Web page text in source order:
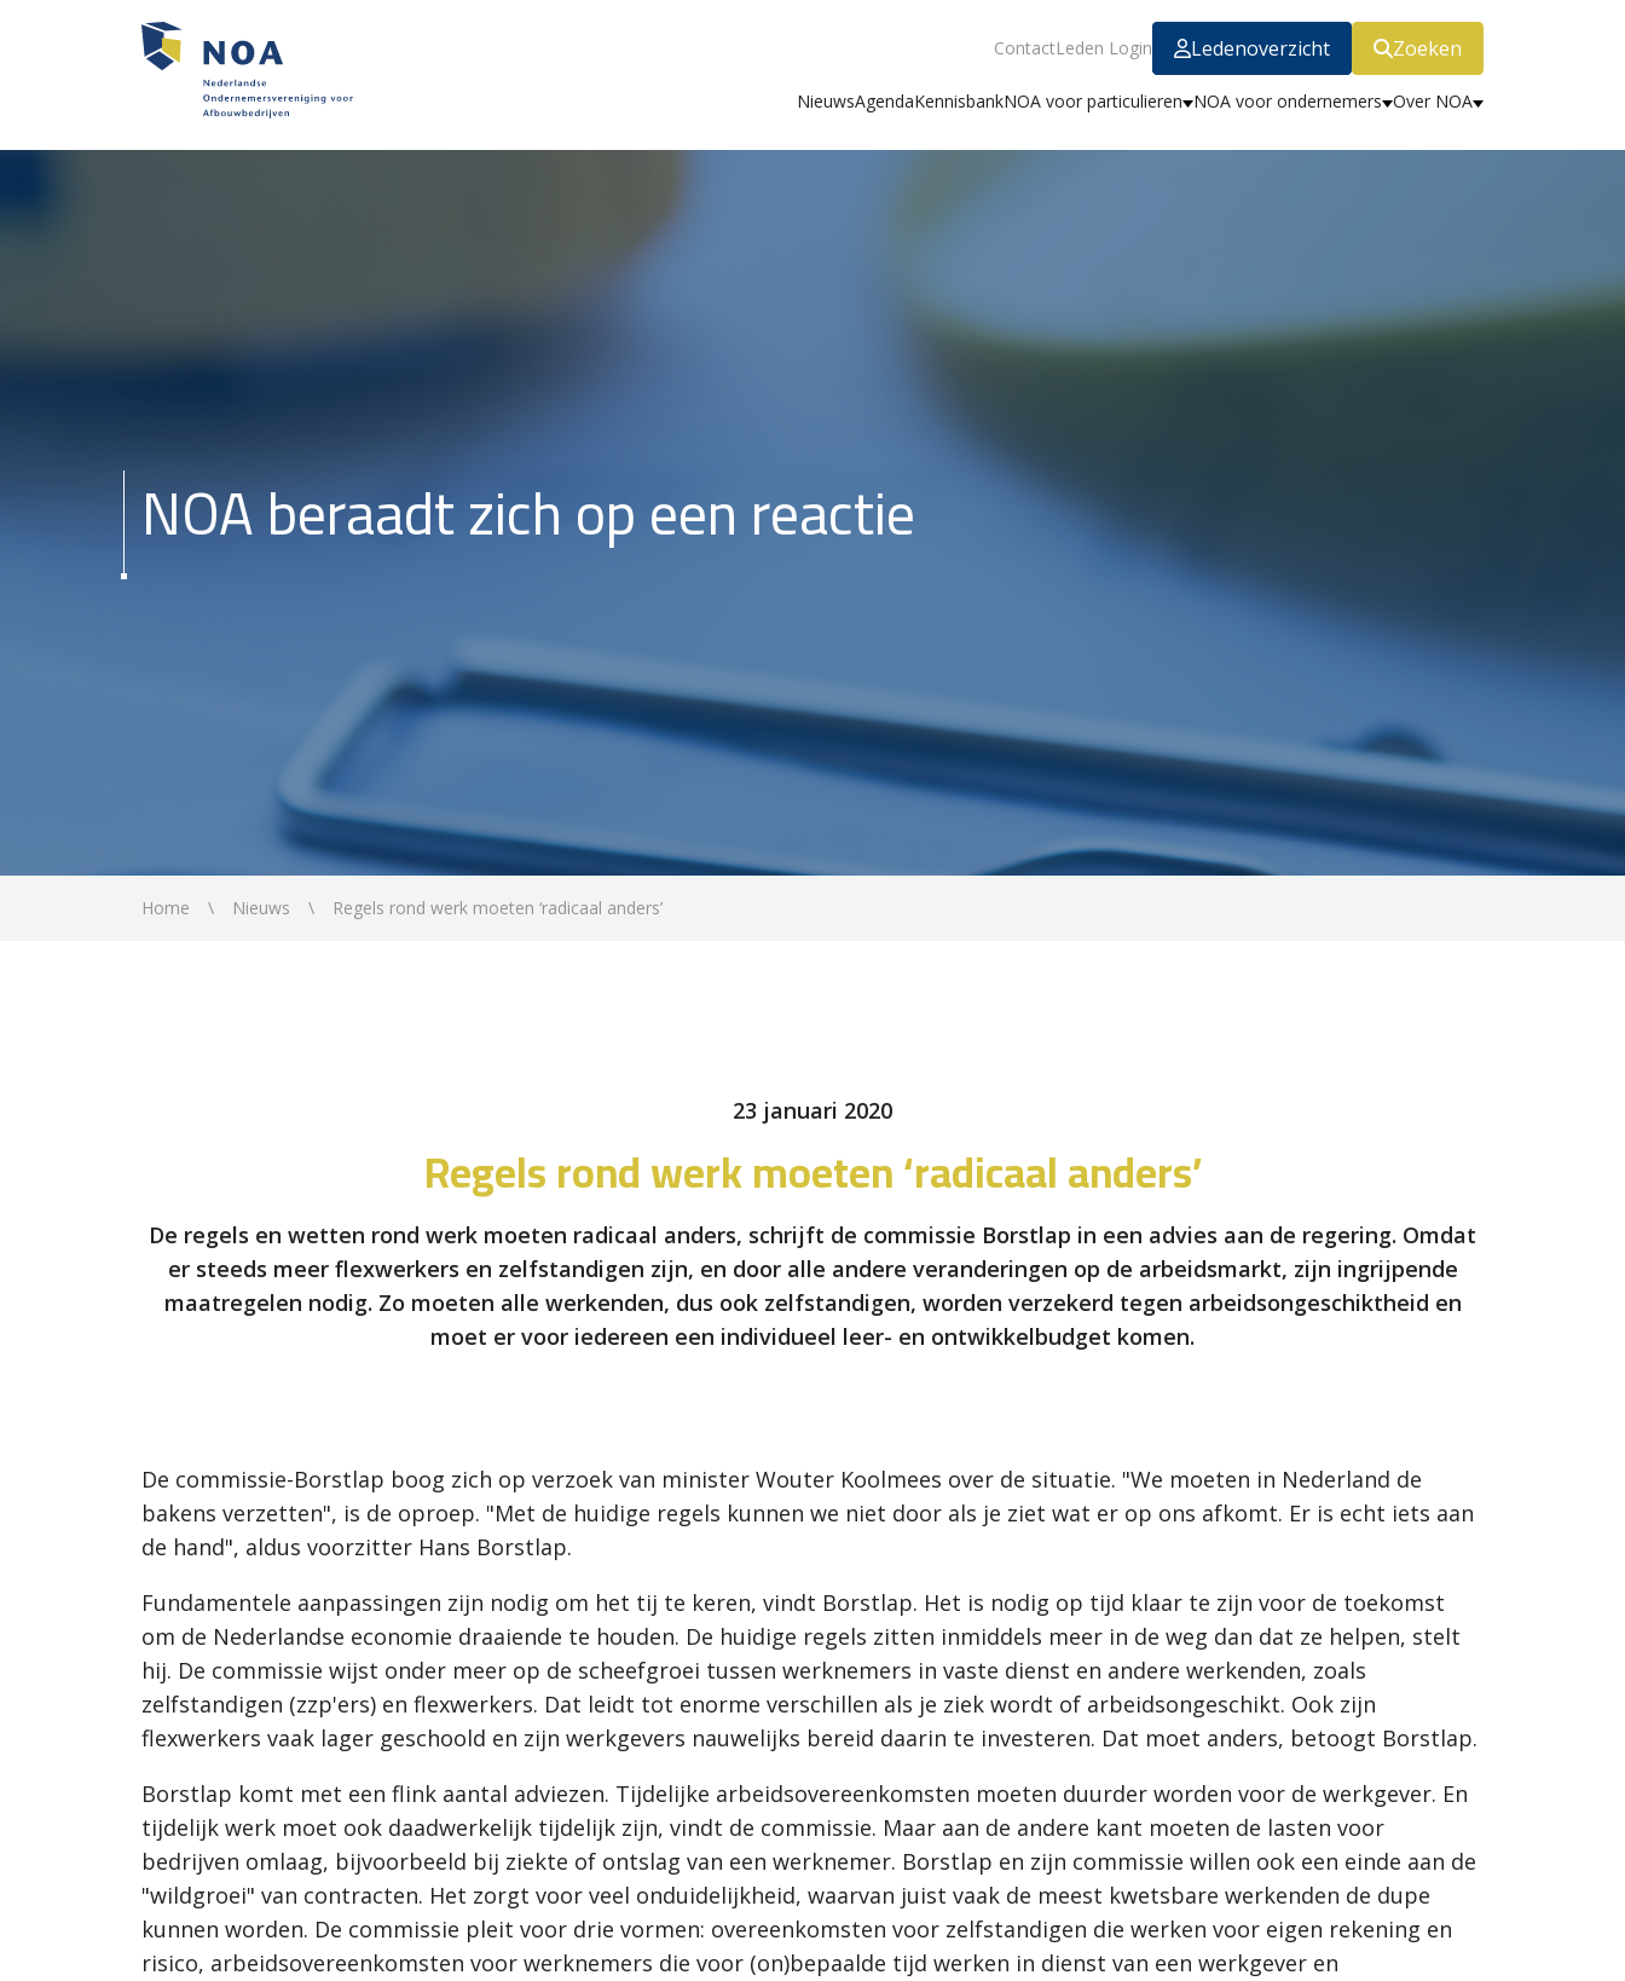
ContactLeden Login Ledenoverzicht Zoeken
NieuwsAgendaKennisbankNOA voor particulieren NOA voor ondernemers Over NOA
NOA beraadt zich op een reactie
Home Nieuws Regels rond werk moeten ‘radicaal anders’
23 januari 2020
Regels rond werk moeten ‘radicaal anders’
De regels en wetten rond werk moeten radicaal anders, schrijft de commissie Borstlap in een advies aan de regering. Omdat
er steeds meer flexwerkers en zelfstandigen zijn, en door alle andere veranderingen op de arbeidsmarkt, zijn ingrijpende
maatregelen nodig. Zo moeten alle werkenden, dus ook zelfstandigen, worden verzekerd tegen arbeidsongeschiktheid en
moet er voor iedereen een individueel leer- en ontwikkelbudget komen.
De commissie-Borstlap boog zich op verzoek van minister Wouter Koolmees over de situatie. "We moeten in Nederland de
bakens verzetten", is de oproep. "Met de huidige regels kunnen we niet door als je ziet wat er op ons afkomt. Er is echt iets aan
de hand", aldus voorzitter Hans Borstlap.
Fundamentele aanpassingen zijn nodig om het tij te keren, vindt Borstlap. Het is nodig op tijd klaar te zijn voor de toekomst
om de Nederlandse economie draaiende te houden. De huidige regels zitten inmiddels meer in de weg dan dat ze helpen, stelt
hij. De commissie wijst onder meer op de scheefgroei tussen werknemers in vaste dienst en andere werkenden, zoals
zelfstandigen (zzp'ers) en flexwerkers. Dat leidt tot enorme verschillen als je ziek wordt of arbeidsongeschikt. Ook zijn
flexwerkers vaak lager geschoold en zijn werkgevers nauwelijks bereid daarin te investeren. Dat moet anders, betoogt Borstlap.
Borstlap komt met een flink aantal adviezen. Tijdelijke arbeidsovereenkomsten moeten duurder worden voor de werkgever. En
tijdelijk werk moet ook daadwerkelijk tijdelijk zijn, vindt de commissie. Maar aan de andere kant moeten de lasten voor
bedrijven omlaag, bijvoorbeeld bij ziekte of ontslag van een werknemer. Borstlap en zijn commissie willen ook een einde aan de
"wildgroei" van contracten. Het zorgt voor veel onduidelijkheid, waarvan juist vaak de meest kwetsbare werkenden de dupe
kunnen worden. De commissie pleit voor drie vormen: overeenkomsten voor zelfstandigen die werken voor eigen rekening en
risico, arbeidsovereenkomsten voor werknemers die voor (on)bepaalde tijd werken in dienst van een werkgever en